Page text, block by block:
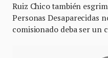
Ruiz Chico también
Personas Desaparecidas
comisionado deba ser un